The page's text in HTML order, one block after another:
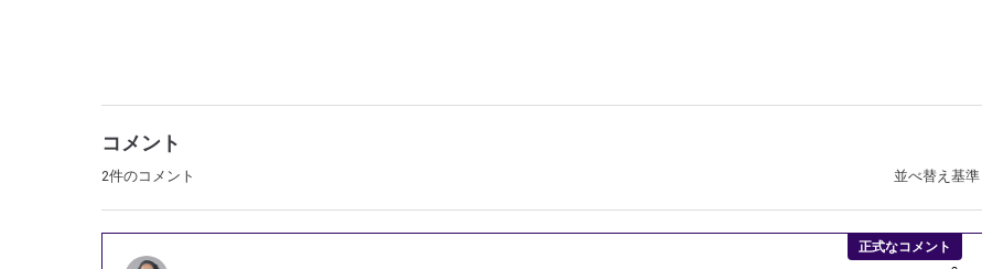
コメント
2件のコメント 並べ替え基準
正式なコメント